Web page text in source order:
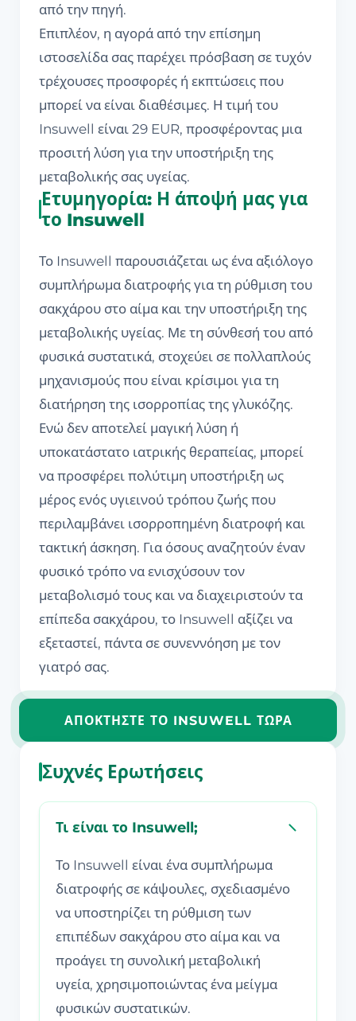
από την πηγή.
Επιπλέον, η αγορά από την επίσημη
ιστοσελίδα σας παρέχει πρόσβαση σε τυχόν
τρέχουσες προσφορές ή εκπτώσεις που
μπορεί να είναι διαθέσιμες. Η τιμή του
Insuwell είναι 29 EUR, προσφέροντας μια
προσιτή λύση για την υποστήριξη της
μεταβολικής σας υγείας.
Ετυμηγορία: Η άποψή μας για
το Insuwell
Το Insuwell παρουσιάζεται ως ένα αξιόλογο
συμπλήρωμα διατροφής για τη ρύθμιση του
σακχάρου στο αίμα και την υποστήριξη της
μεταβολικής υγείας. Με τη σύνθεσή του από
φυσικά συστατικά, στοχεύει σε πολλαπλούς
μηχανισμούς που είναι κρίσιμοι για τη
διατήρηση της ισορροπίας της γλυκόζης.
Ενώ δεν αποτελεί μαγική λύση ή
υποκατάστατο ιατρικής θεραπείας, μπορεί
να προσφέρει πολύτιμη υποστήριξη ως
μέρος ενός υγιεινού τρόπου ζωής που
περιλαμβάνει ισορροπημένη διατροφή και
τακτική άσκηση. Για όσους αναζητούν έναν
φυσικό τρόπο να ενισχύσουν τον
μεταβολισμό τους και να διαχειριστούν τα
επίπεδα σακχάρου, το Insuwell αξίζει να
εξεταστεί, πάντα σε συνεννόηση με τον
γιατρό σας.
ΑΠΟΚΤΉΣΤΕ ΤΟ INSUWELL ΤΏΡΑ
Συχνές Ερωτήσεις
Τι είναι το Insuwell;
Το Insuwell είναι ένα συμπλήρωμα
διατροφής σε κάψουλες, σχεδιασμένο
να υποστηρίζει τη ρύθμιση των
επιπέδων σακχάρου στο αίμα και να
προάγει τη συνολική μεταβολική
υγεία, χρησιμοποιώντας ένα μείγμα
φυσικών συστατικών.